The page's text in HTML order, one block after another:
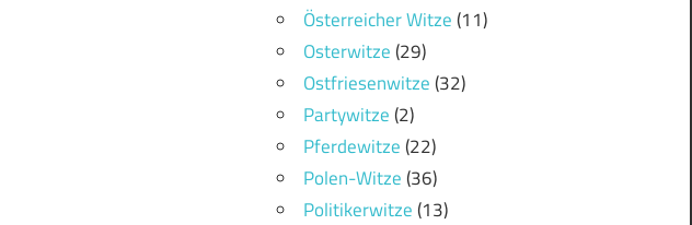
Österreicher Witze(11)
Osterwitze(29)
Ostfriesenwitze(32)
Partywitze(2)
Pferdewitze(22)
Polen-Witze(36)
Politikerwitze(13)